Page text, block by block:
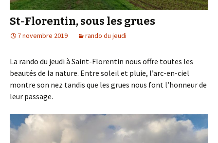
St-Florentin, sous les grues
7 novembre 2019 rando du jeudi
La rando du jeudi à Saint-Florentin nous offre toutes les
beautés de la nature. Entre soleil et pluie, l’arc-en-ciel
montre son nez tandis que les grues nous font l’honneur de
leur passage.